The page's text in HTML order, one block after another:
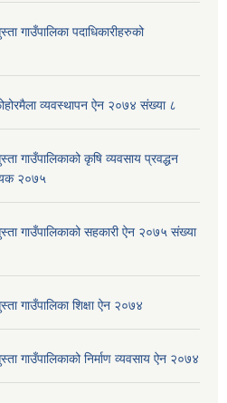
गाउँपालिका पदाधिकारीहरुको
व्यवस्थापन ऐन २०७४ संख्या ८
गाउँपालिकाको कृषि व्यवसाय प्रवद्धन
२०७५
गाउँपालिकाको सहकारी ऐन २०७५ संख्या
गाउँपालिका शिक्षा ऐन २०७४
गाउँपालिकाको निर्माण व्यवसाय ऐन २०७४